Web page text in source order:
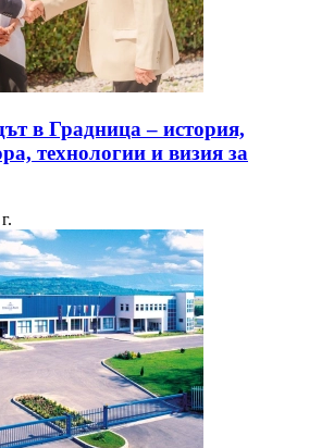
в Градница – история,
технологии и визия за